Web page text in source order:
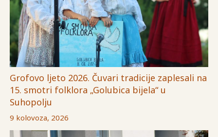
Grofovo ljeto 2026. Čuvari tradicije zaplesali na
15. smotri folklora „Golubica bijela“ u
Suhopolju
9 kolovoza, 2026